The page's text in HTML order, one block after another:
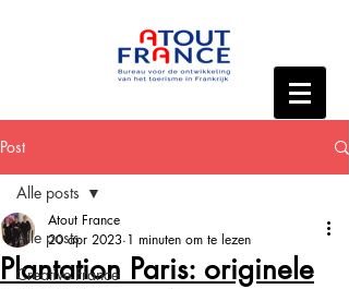
Post
Alle posts
Creative France
Alle posts
Plantation Paris: originele
Atout France
20 apr 2023 1 minuten om te lezen